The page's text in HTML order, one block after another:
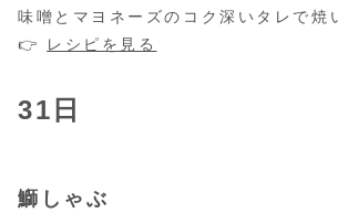
味噌とマヨネーズのコク深いタレで焼
👉
レシピを見る
31日
鰤しゃぶ